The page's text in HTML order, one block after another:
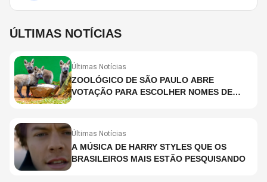
ÚLTIMAS NOTÍCIAS
Últimas Notícias
ZOOLÓGICO DE SÃO PAULO ABRE
VOTAÇÃO PARA ESCOLHER NOMES DE
Últimas Notícias
A MÚSICA DE HARRY STYLES QUE OS
BRASILEIROS MAIS ESTÃO PESQUISANDO